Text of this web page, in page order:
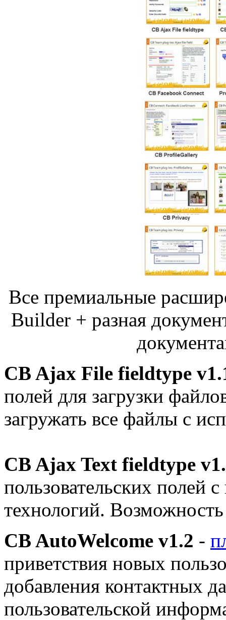
Все премиальные
Builder + разная
CB Ajax File fieldtype
полей для загрузки
загружать все файлы с
CB Ajax Text fieldtype
пользовательских полей
технологий.
CB AutoWelcome v1.2 -
приветствия новых
добавления контактных
пользовательской